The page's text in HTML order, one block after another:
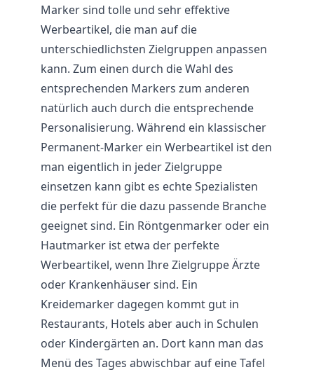
Marker sind tolle und sehr effektive
Werbeartikel, die man auf die
unterschiedlichsten Zielgruppen anpassen
kann. Zum einen durch die Wahl des
entsprechenden Markers zum anderen
natürlich auch durch die entsprechende
Personalisierung. Während ein klassischer
Permanent-Marker ein Werbeartikel ist den
man eigentlich in jeder Zielgruppe
einsetzen kann gibt es echte Spezialisten
die perfekt für die dazu passende Branche
geeignet sind. Ein Röntgenmarker oder ein
Hautmarker ist etwa der perfekte
Werbeartikel, wenn Ihre Zielgruppe Ärzte
oder Krankenhäuser sind. Ein
Kreidemarker dagegen kommt gut in
Restaurants, Hotels aber auch in Schulen
oder Kindergärten an. Dort kann man das
Menü des Tages abwischbar auf eine Tafel